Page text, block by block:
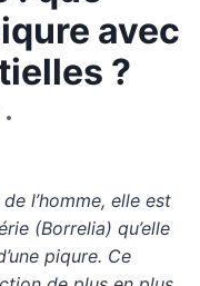
avec
?
l’homme, elle est
(Borrelia) qu’elle
piqure. Ce